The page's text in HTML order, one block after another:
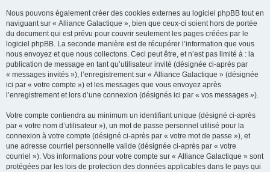
Nous pouvons également créer des cookies externes au logiciel phpBB tout en
naviguant sur « Alliance Galactique », bien que ceux-ci soient hors de portée
du document qui est prévu pour couvrir seulement les pages créées par le
logiciel phpBB. La seconde manière est de récupérer l’information que vous
nous envoyez et que nous collectons. Ceci peut être, et n’est pas limité à : la
publication de message en tant qu’utilisateur invité (désignée ci-après par
« messages invités »), l’enregistrement sur « Alliance Galactique » (désignée
ici par « votre compte ») et les messages que vous envoyez après
l’enregistrement et lors d’une connexion (désignés ici par « vos messages »).
Votre compte contiendra au minimum un identifiant unique (désigné ci-après
par « votre nom d’utilisateur »), un mot de passe personnel utilisé pour la
connexion à votre compte (désigné ci-après par « votre mot de passe »), et
une adresse courriel personnelle valide (désignée ci-après par « votre
courriel »). Vos informations pour votre compte sur « Alliance Galactique » sont
protégées par les lois de protection des données applicables dans le pays qui